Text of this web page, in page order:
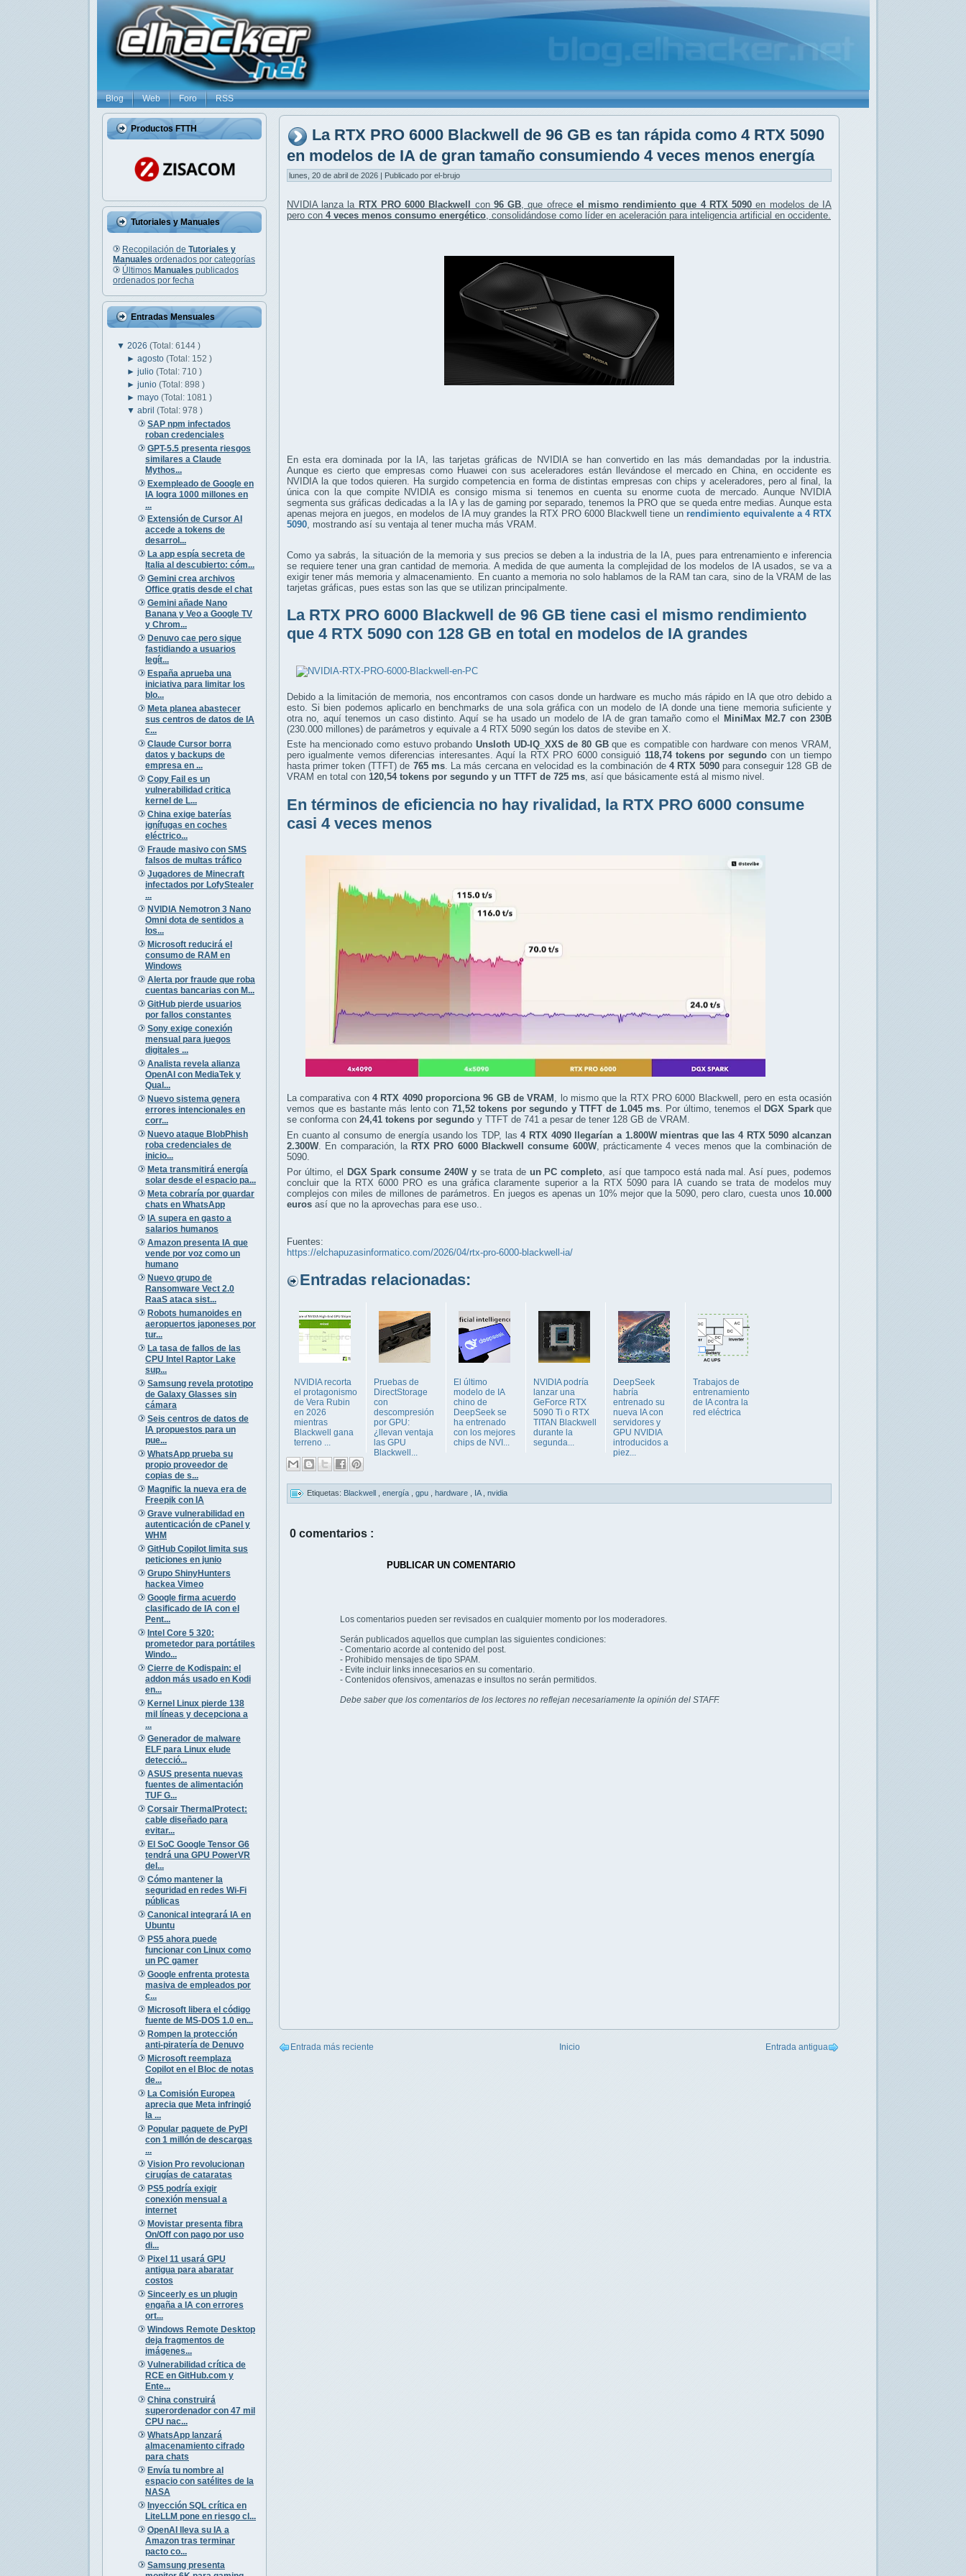
Blog Web Foro RSS
Productos FTTH
Tutoriales y Manuales
Recopilación de Tutoriales y
Manuales ordenados por categorías
Últimos Manuales publicados
ordenados por fecha
Entradas Mensuales
▼ 2026 (Total: 6144 )
►agosto(Total: 152 )
►julio(Total: 710 )
►junio(Total: 898 )
►mayo(Total: 1081 )
▼abril(Total: 978 )
SAP npm infectados
roban credenciales
GPT-5.5 presenta riesgos
similares a Claude
Mythos...
Exempleado de Google en
IA logra 1000 millones en
...
Extensión de Cursor AI
accede a tokens de
desarrol...
La app espía secreta de
Italia al descubierto: cóm...
Gemini crea archivos
Office gratis desde el chat
Gemini añade Nano
Banana y Veo a Google TV
y Chrom...
Denuvo cae pero sigue
fastidiando a usuarios
legít...
España aprueba una
iniciativa para limitar los
blo...
Meta planea abastecer
sus centros de datos de IA
c...
Claude Cursor borra
datos y backups de
empresa en ...
Copy Fail es un
vulnerabilidad critica
kernel de L...
China exige baterías
ignífugas en coches
eléctrico...
Fraude masivo con SMS
falsos de multas tráfico
Jugadores de Minecraft
infectados por LofyStealer
...
NVIDIA Nemotron 3 Nano
Omni dota de sentidos a
los...
Microsoft reducirá el
consumo de RAM en
Windows
Alerta por fraude que roba
cuentas bancarias con M...
GitHub pierde usuarios
por fallos constantes
Sony exige conexión
mensual para juegos
digitales ...
Analista revela alianza
OpenAI con MediaTek y
Qual...
Nuevo sistema genera
errores intencionales en
corr...
Nuevo ataque BlobPhish
roba credenciales de
inicio...
Meta transmitirá energía
solar desde el espacio pa...
Meta cobraría por guardar
chats en WhatsApp
IA supera en gasto a
salarios humanos
Amazon presenta IA que
vende por voz como un
humano
Nuevo grupo de
Ransomware Vect 2.0
RaaS ataca sist...
Robots humanoides en
aeropuertos japoneses por
tur...
La tasa de fallos de las
CPU Intel Raptor Lake
sup...
Samsung revela prototipo
de Galaxy Glasses sin
cámara
Seis centros de datos de
IA propuestos para un
pue...
WhatsApp prueba su
propio proveedor de
copias de s...
Magnific la nueva era de
Freepik con IA
Grave vulnerabilidad en
autenticación de cPanel y
WHM
GitHub Copilot limita sus
peticiones en junio
Grupo ShinyHunters
hackea Vimeo
Google firma acuerdo
clasificado de IA con el
Pent...
Intel Core 5 320:
prometedor para portátiles
Windo...
Cierre de Kodispain: el
addon más usado en Kodi
en...
Kernel Linux pierde 138
mil líneas y decepciona a
...
Generador de malware
ELF para Linux elude
detecció...
ASUS presenta nuevas
fuentes de alimentación
TUF G...
Corsair ThermalProtect:
cable diseñado para
evitar...
El SoC Google Tensor G6
tendrá una GPU PowerVR
del...
Cómo mantener la
seguridad en redes Wi-Fi
públicas
Canonical integrará IA en
Ubuntu
PS5 ahora puede
funcionar con Linux como
un PC gamer
Google enfrenta protesta
masiva de empleados por
c...
Microsoft libera el código
fuente de MS-DOS 1.0 en...
Rompen la protección
anti-piratería de Denuvo
Microsoft reemplaza
Copilot en el Bloc de notas
de...
La Comisión Europea
aprecia que Meta infringió
la ...
Popular paquete de PyPI
con 1 millón de descargas
...
Vision Pro revolucionan
cirugías de cataratas
PS5 podría exigir
conexión mensual a
internet
Movistar presenta fibra
On/Off con pago por uso
di...
Pixel 11 usará GPU
antigua para abaratar
costos
Sinceerly es un plugin
engaña a IA con errores
ort...
Windows Remote Desktop
deja fragmentos de
imágenes...
Vulnerabilidad crítica de
RCE en GitHub.com y
Ente...
China construirá
superordenador con 47 mil
CPU nac...
WhatsApp lanzará
almacenamiento cifrado
para chats
Envía tu nombre al
espacio con satélites de la
NASA
Inyección SQL crítica en
LiteLLM pone en riesgo cl...
OpenAI lleva su IA a
Amazon tras terminar
pacto co...
Samsung presenta
La RTX PRO 6000 Blackwell de 96 GB es tan rápida como 4 RTX 5090
en modelos de IA de gran tamaño consumiendo 4 veces menos energía
lunes, 20 de abril de 2026 | Publicado por el-brujo
NVIDIA lanza la RTX PRO 6000 Blackwell con 96 GB , que ofrece el mismo rendimiento que 4 RTX 5090 en modelos de IA
pero con 4 veces menos consumo energético , consolidándose como líder en aceleración para inteligencia artificial en occidente.
En esta era dominada por la IA, las tarjetas gráficas de NVIDIA se han convertido en las más demandadas por la industria.
Aunque es cierto que empresas como Huawei con sus aceleradores están llevándose el mercado en China, en occidente es
NVIDIA la que todos quieren. Ha surgido competencia en forma de distintas empresas con chips y aceleradores, pero al final, la
única con la que compite NVIDIA es consigo misma si tenemos en cuenta su enorme cuota de mercado. Aunque NVIDIA
segmenta sus gráficas dedicadas a la IA y las de gaming por separado, tenemos la PRO que se queda entre medias. Aunque esta
apenas mejora en juegos, en modelos de IA muy grandes la RTX PRO 6000 Blackwell tiene un rendimiento equivalente a 4 RTX
5090 , mostrando así su ventaja al tener mucha más VRAM.
Como ya sabrás, la situación de la memoria y sus precios se deben a la industria de la IA, pues para entrenamiento e inferencia
se requiere tener una gran cantidad de memoria. A medida de que aumenta la complejidad de los modelos de IA usados, se va a
exigir tener más memoria y almacenamiento. En cuanto a memoria no solo hablamos de la RAM tan cara, sino de la VRAM de las
tarjetas gráficas, pues estas son las que se utilizan principalmente.
La RTX PRO 6000 Blackwell de 96 GB tiene casi el mismo rendimiento
que 4 RTX 5090 con 128 GB en total en modelos de IA grandes
Debido a la limitación de memoria, nos encontramos con casos donde un hardware es mucho más rápido en IA que otro debido a
esto. Si bien podemos aplicarlo en benchmarks de una sola gráfica con un modelo de IA donde una tiene memoria suficiente y
otra no, aquí tenemos un caso distinto. Aquí se ha usado un modelo de IA de gran tamaño como el
MiniMax M2.7 con 230B
(230.000 millones) de parámetros y equivale a 4 RTX 5090 según los datos de stevibe en X.
Este ha mencionado como estuvo probando Unsloth UD-IQ_XXS de 80 GBque es compatible con hardware con menos VRAM,
pero igualmente vemos diferencias interesantes. Aquí la RTX PRO 6000 consiguió 118,74 tokens por segundocon un tiempo
hasta primer token (TTFT) de 765 ms. La más cercana en velocidad es la combinación de4 RTX 5090para conseguir 128 GB de
VRAM en total con 120,54 tokens por segundo y un TTFT de 725 ms, así que básicamente está al mismo nivel.
En términos de eficiencia no hay rivalidad, la RTX PRO 6000 consume
casi 4 veces menos
La comparativa con 4 RTX 4090 proporciona 96 GB de VRAM , lo mismo que la RTX PRO 6000 Blackwell, pero en esta ocasión
vemos que es bastante más lento con 71,52 tokens por segundo y TTFT de 1.045 ms. Por último, tenemos el DGX Sparkque
se conforma con 24,41 tokens por segundo y TTFT de 741 a pesar de tener 128 GB de VRAM.
En cuanto al consumo de energía usando los TDP, las4 RTX 4090 llegarían a 1.800W mientras que las 4 RTX 5090 alcanzan
2.300W . En comparación, la RTX PRO 6000 Blackwell consume 600W, prácticamente 4 veces menos que la combinación de
5090.
Por último, el
DGX Spark consume 240W y se trata de un PC completo, así que tampoco está nada mal. Así pues, podemos
concluir que la RTX 6000 PRO es una gráfica claramente superior a la RTX 5090 para IA cuando se trata de modelos muy
complejos con miles de millones de parámetros. En juegos es apenas un 10% mejor que la 5090, pero claro, cuesta unos 10.000
euros así que no la aprovechas para ese uso..
Fuentes:
https://elchapuzasinformatico.com/2026/04/rtx-pro-6000-blackwell-ia/
Entradas relacionadas:
NVIDIA recorta
el protagonismo
de Vera Rubin
en 2026
mientras
Blackwell gana
terreno ...
Pruebas de
DirectStorage
con
descompresión
por GPU:
¿llevan ventaja
las GPU
Blackwell...
El último
modelo de IA
chino de
DeepSeek se
ha entrenado
con los mejores
chips de NVI...
NVIDIA podría
lanzar una
GeForce RTX
5090 Ti o RTX
TITAN Blackwell
durante la
segunda...
DeepSeek
habría
entrenado su
nueva IA con
servidores y
GPU NVIDIA
introducidos a
piez...
Trabajos de
entrenamiento
de IA contra la
red eléctrica
Etiquetas: Blackwell energía gpu hardware IA nvidia
0 comentarios :
PUBLICAR UN COMENTARIO
Los comentarios pueden ser revisados en cualquier momento por los moderadores.
Serán publicados aquellos que cumplan las siguientes condiciones:
- Comentario acorde al contenido del post.
- Prohibido mensajes de tipo SPAM.
- Evite incluir links innecesarios en su comentario.
- Contenidos ofensivos, amenazas e insultos no serán permitidos.
Debe saber que los comentarios de los lectores no reflejan necesariamente la opinión del STAFF.
Entrada más reciente Entrada antigua
Inicio